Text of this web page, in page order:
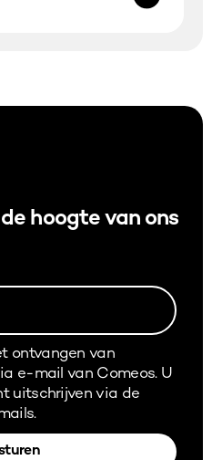
hoogte van ons
ontvangen van
e-mail van Comeos. U
uitschrijven via de